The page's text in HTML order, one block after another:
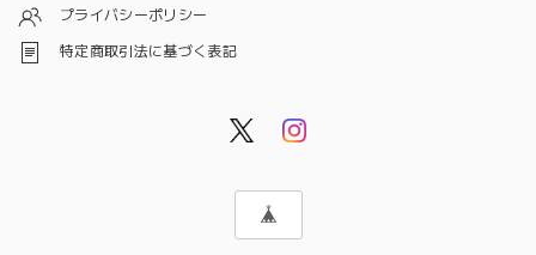
プライバシーポリシー
特定商取引法に基づく表記